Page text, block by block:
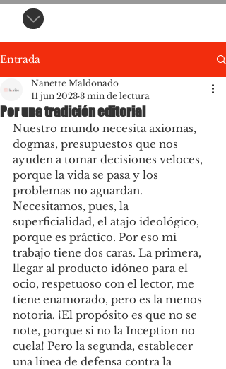
Entrada
Por una tradición editorial
Nanette Maldonado
11 jun 2023 3 min de lectura
Nuestro mundo necesita axiomas,
dogmas, presupuestos que nos
ayuden a tomar decisiones veloces,
porque la vida se pasa y los
problemas no aguardan.
Necesitamos, pues, la
superficialidad, el atajo ideológico,
porque es práctico. Por eso mi
trabajo tiene dos caras. La primera,
llegar al producto idóneo para el
ocio, respetuoso con el lector, me
tiene enamorado, pero es la menos
notoria. ¡El propósito es que no se
note, porque si no la Inception no
cuela! Pero la segunda, establecer
una línea de defensa contra la